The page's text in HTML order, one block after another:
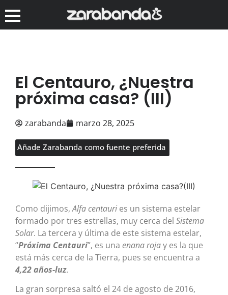
El Centauro, ¿Nuestra
próxima casa? (III)
zarabanda marzo 28, 2025
Añade Zarabanda como fuente preferida
Como dijimos,Alfa centauri es un sistema estelar
formado por tres estrellas, muy cerca del Sistema
Solar. La tercera y última de este sistema estelar,
“Próxima Centauri”, es una enana rojay es la que
está más cerca de la Tierra, pues se encuentra a
4,22 años-luz.
La gran sorpresa saltó el 24 de agosto de 2016,